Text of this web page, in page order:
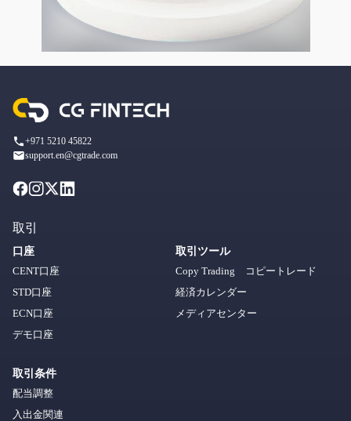
+971 5210 45822
support.en@cgtrade.com
取引
口座
CENT口座
STD口座
ECN口座
デモ口座
取引条件
配当調整
入出金関連
取引ツール
Copy Trading コピートレード
経済カレンダー
メディアセンター